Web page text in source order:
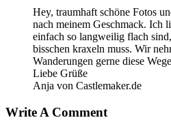
Hey, traumhaft schöne Fotos
nach meinem Geschmack. Ich
einfach so langweilig flach
bisschen kraxeln muss. Wir
Wanderungen gerne diese
Liebe Grüße
Anja von Castlemaker.de
Write A Comment